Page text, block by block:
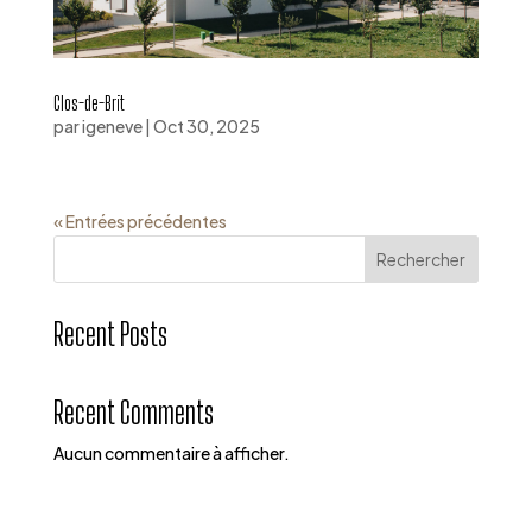
Clos-de-Brit
parigeneve| Oct 30, 2025
« Entrées précédentes
Rechercher
Recent Posts
Recent Comments
Aucun commentaire à afficher.